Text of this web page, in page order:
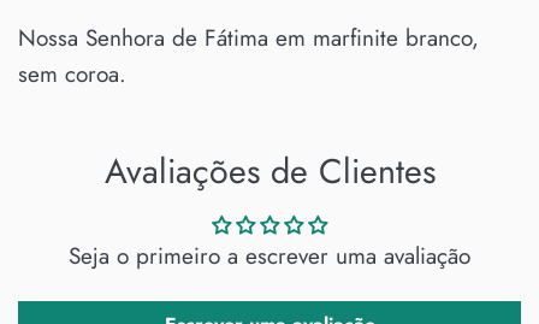
Nossa Senhora de Fátima em marfinite branco,
sem coroa.
Avaliações de Clientes
Seja o primeiro a escrever uma avaliação